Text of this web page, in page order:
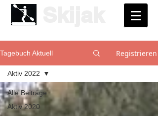
Tagebuch Aktuell Registrieren
Alle Beiträge
Aktiv 2020
Aktiv 2022